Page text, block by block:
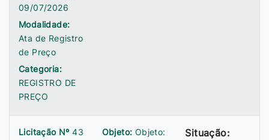
09/07/2026
Modalidade:
Ata de Registro
de Preço
Categoria:
REGISTRO DE
PREÇO
Licitação Nº43
Objeto: Objeto:
Situação: